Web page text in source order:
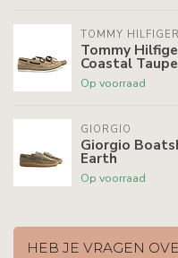
TOMMY HILFIGER
Tommy
Coastal Taupe
Op voorraad
GIORGIO
Giorgio
Earth
Op voorraad
HEB JE VRAGEN